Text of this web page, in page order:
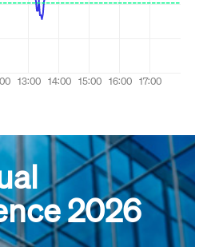
2026